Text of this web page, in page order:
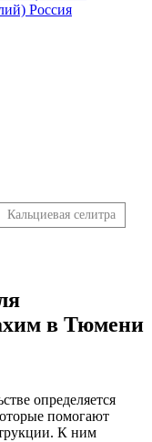
Россия
Кальциевая селитра
в Тюмени
определяется
помогают
К ним